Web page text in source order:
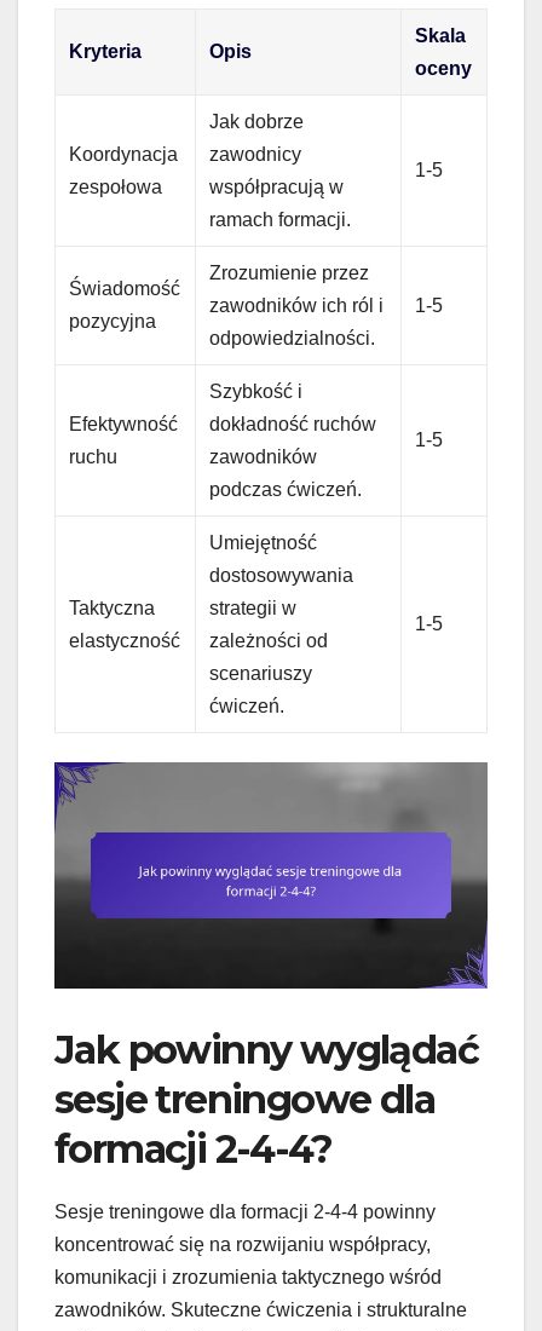
Kryteria Opis
Skala
oceny
Koordynacja
zespołowa
Jak dobrze
zawodnicy
współpracują w
ramach formacji.
1-5
Świadomość
pozycyjna
Zrozumienie przez
zawodników ich ról i
odpowiedzialności.
1-5
Efektywność
ruchu
Szybkość i
dokładność ruchów
zawodników
podczas ćwiczeń.
1-5
Taktyczna
elastyczność
Umiejętność
dostosowywania
strategii w
zależności od
scenariuszy
ćwiczeń.
1-5
Jak powinny wyglądać
sesje treningowe dla
formacji 2-4-4?
Sesje treningowe dla formacji 2-4-4 powinny
koncentrować się na rozwijaniu współpracy,
komunikacji i zrozumienia taktycznego wśród
zawodników. Skuteczne ćwiczenia i strukturalne